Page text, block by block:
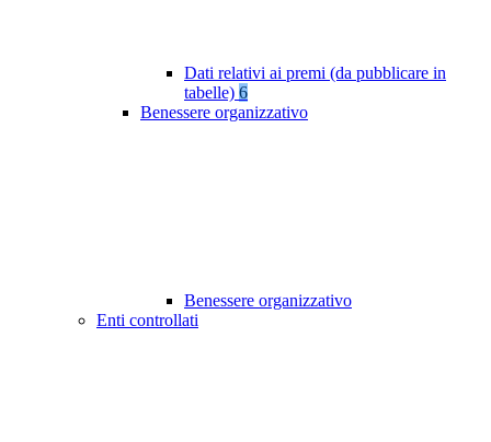
Dati relativi ai premi (da pubblicare in
tabelle) 6
Benessere organizzativo
Benessere organizzativo
Enti controllati